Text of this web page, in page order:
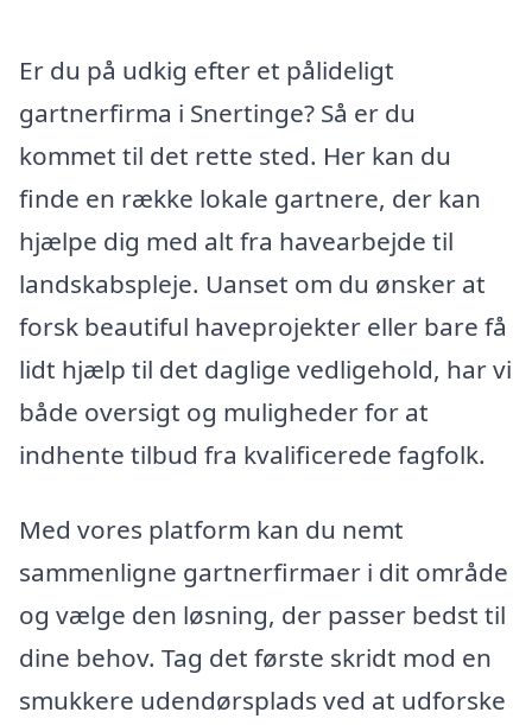
Er du på udkig efter et pålideligt
gartnerfirma i Snertinge? Så er du
kommet til det rette sted. Her kan du
finde en række lokale gartnere, der kan
hjælpe dig med alt fra havearbejde til
landskabspleje. Uanset om du ønsker at
forsk beautiful haveprojekter eller bare få
lidt hjælp til det daglige vedligehold, har vi
både oversigt og muligheder for at
indhente tilbud fra kvalificerede fagfolk.
Med vores platform kan du nemt
sammenligne gartnerfirmaer i dit område
og vælge den løsning, der passer bedst til
dine behov. Tag det første skridt mod en
smukkere udendørsplads ved at udforske